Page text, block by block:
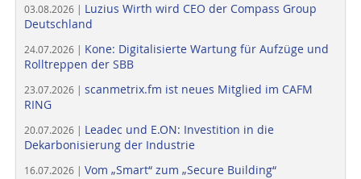
03.08.2026 | Luzius Wirth wird CEO der Compass Group
Deutschland
24.07.2026 | Kone: Digitalisierte Wartung für Aufzüge und
Rolltreppen der SBB
23.07.2026 | scanmetrix.fm ist neues Mitglied im CAFM
RING
20.07.2026 | Leadec und E.ON: Investition in die
Dekarbonisierung der Industrie
16.07.2026 | Vom „Smart“ zum „Secure Building“